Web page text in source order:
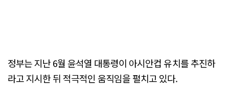
정부는 지난 6월 윤석열 대통령이 아시안컵 유치를 추진하
라고 지시한 뒤 적극적인 움직임을 펼치고 있다.